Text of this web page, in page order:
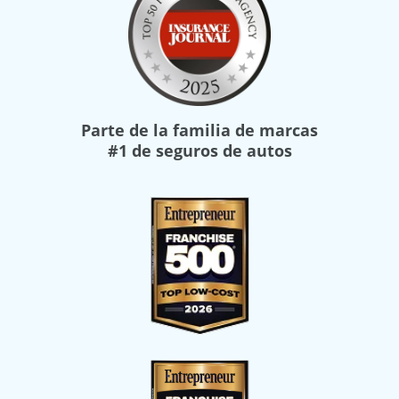
Parte de la familia de marcas
#1 de seguros de autos